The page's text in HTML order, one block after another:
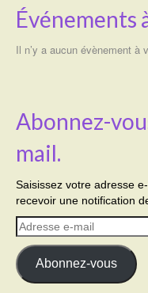
Événements
Il n’y a aucun évènement à
Abonnez-
mail.
Saisissez votre adresse
recevoir une notification
Adresse
e-
mail
Abonnez-vous